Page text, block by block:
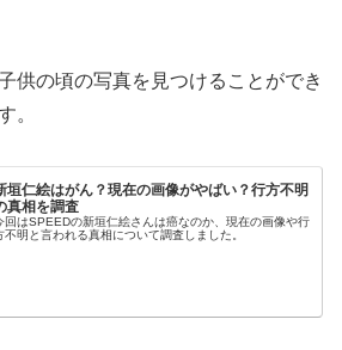
供の頃の写真を見つけることができ
。
垣仁絵はがん？現在の画像がやばい？行方不明
真相を調査
回はSPEEDの新垣仁絵さんは癌なのか、現在の画像や行
不明と言われる真相について調査しました。